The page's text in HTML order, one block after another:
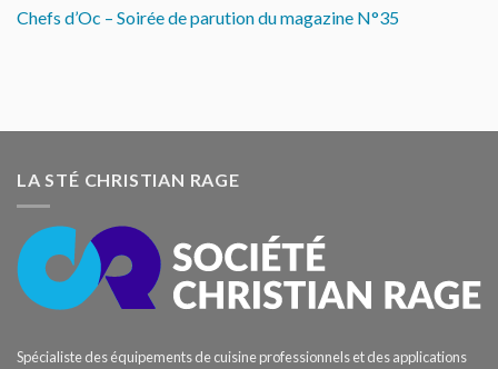
Chefs d’Oc – Soirée de parution du magazine N°35
LA STÉ CHRISTIAN RAGE
Spécialiste des équipements de cuisine professionnels et des applications